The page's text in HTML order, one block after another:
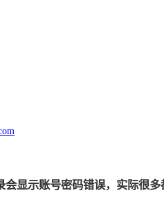
显示账号密码错误，实际很